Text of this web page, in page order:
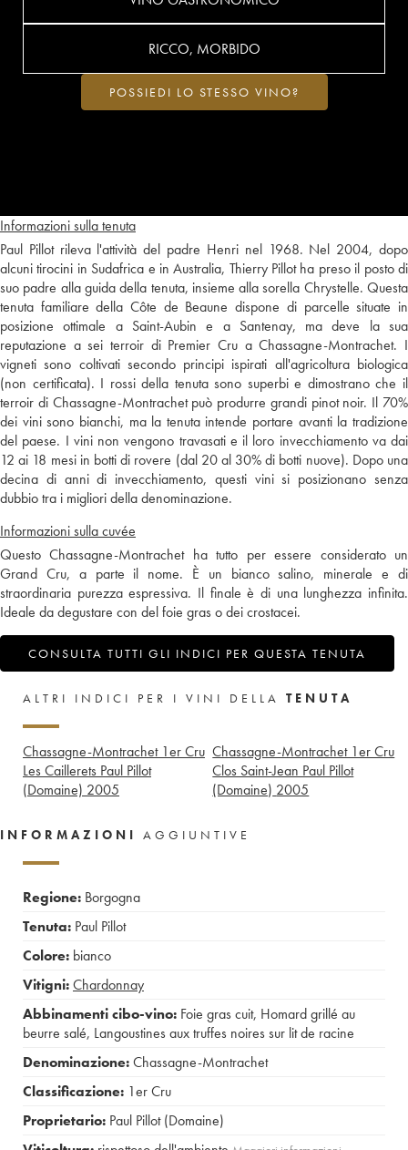
Informazioni sulla tenuta
Paul Pillot rileva l'attività del padre Henri nel 1968. Nel 2004, dopo
alcuni tirocini in Sudafrica e in Australia, Thierry Pillot ha preso il posto di
suo padre alla guida della tenuta, insieme alla sorella Chrystelle. Questa
tenuta familiare della Côte de Beaune dispone di parcelle situate in
posizione ottimale a Saint-Aubin e a Santenay, ma deve la sua
reputazione a sei terroir di Premier Cru a Chassagne-Montrachet. I
vigneti sono coltivati secondo principi ispirati all'agricoltura biologica
(non certificata). I rossi della tenuta sono superbi e dimostrano che il
terroir di Chassagne-Montrachet può produrre grandi pinot noir. Il 70%
dei vini sono bianchi, ma la tenuta intende portare avanti la tradizione
del paese. I vini non vengono travasati e il loro invecchiamento va dai
12 ai 18 mesi in botti di rovere (dal 20 al 30% di botti nuove). Dopo una
decina di anni di invecchiamento, questi vini si posizionano senza
dubbio tra i migliori della denominazione.
Informazioni sulla cuvée
Questo Chassagne-Montrachet ha tutto per essere considerato un
Grand Cru, a parte il nome. È un bianco salino, minerale e di
straordinaria purezza espressiva. Il finale è di una lunghezza infinita.
Ideale da degustare con del foie gras o dei crostacei.
CONSULTA TUTTI GLI INDICI PER QUESTA TENUTA
RICCO, MORBIDO
POSSIEDI LO STESSO VINO?
ALTRI INDICI PER I VINI DELLA TENUTA
Chassagne-Montrachet 1er Cru
Les Caillerets Paul Pillot
(Domaine) 2005
Chassagne-Montrachet 1er Cru
Clos Saint-Jean Paul Pillot
(Domaine) 2005
INFORMAZIONI AGGIUNTIVE
Regione: Borgogna
Tenuta: Paul Pillot
Colore: bianco
Vitigni:Chardonnay
Abbinamenti cibo-vino: Foie gras cuit, Homard grillé au
beurre salé, Langoustines aux truffes noires sur lit de racine
Denominazione:Chassagne-Montrachet
Classificazione: 1er Cru
Proprietario: Paul Pillot (Domaine)